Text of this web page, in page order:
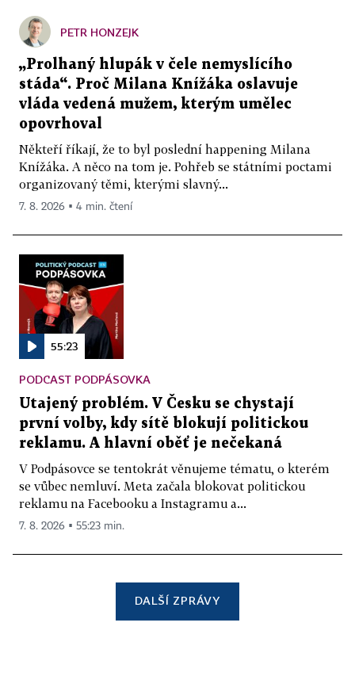
PETR HONZEJK
„Prolhaný hlupák v čele nemyslícího
stáda“. Proč Milana Knížáka oslavuje
vláda vedená mužem, kterým umělec
opovrhoval
Někteří říkají, že to byl poslední happening Milana
Knížáka. A něco na tom je. Pohřeb se státními poctami
organizovaný těmi, kterými slavný...
7. 8. 2026 ▪ 4 min. čtení
55:23
PODCAST PODPÁSOVKA
Utajený problém. V Česku se chystají
první volby, kdy sítě blokují politickou
reklamu. A hlavní oběť je nečekaná
V Podpásovce se tentokrát věnujeme tématu, o kterém
se vůbec nemluví. Meta začala blokovat politickou
reklamu na Facebooku a Instagramu a...
7. 8. 2026 ▪ 55:23 min.
DALŠÍ ZPRÁVY